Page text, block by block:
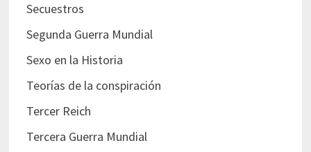
Secuestros
Segunda Guerra Mundial
Sexo en la Historia
Teorías de la conspiración
Tercer Reich
Tercera Guerra Mundial